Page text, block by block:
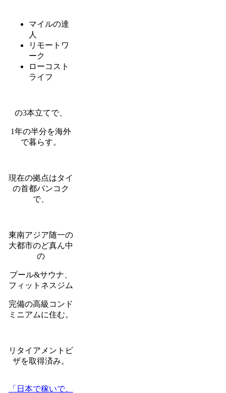
マイルの達
人
リモートワ
ーク
ローコスト
ライフ
の3本立てで、
1年の半分を海外
で暮らす。
現在の拠点はタイ
の首都バンコク
で、
東南アジア随一の
大都市のど真ん中
の
プール&サウナ、
フィットネスジム
完備の高級コンド
ミニアムに住む。
リタイアメントビ
ザを取得済み。
「日本で稼いで、